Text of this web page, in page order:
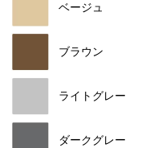
ベージュ
ブラウン
ライトグレー
ダークグレー